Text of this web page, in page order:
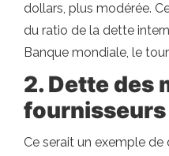
dollars, plus modérée.
du ratio de la dette
Banque mondiale, le
2. Dette des
fournisseurs
Ce serait un exemple